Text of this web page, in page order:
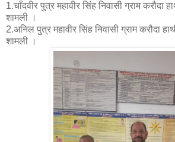
1.चाँदवीर पुत्र महावीर सिंह निवासी ग्राम करौदा
शामली ।
2.अनिल पुत्र महावीर सिंह निवासी ग्राम करौदा
शामली ।